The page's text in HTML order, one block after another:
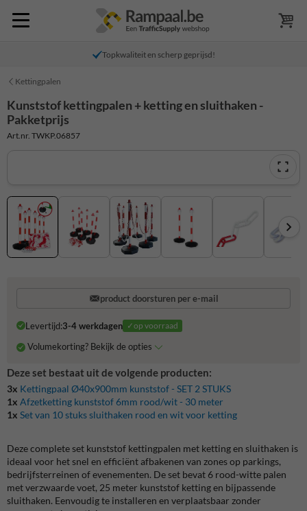
Topkwaliteit en scherp geprijsd!
Kettingpalen
Kunststof kettingpalen + ketting en sluithaken -
Pakketprijs
Art.nr. TWKP.06857
product doorsturen per e-mail
Levertijd:3-4 werkdagen ✓op voorraad
Volumekorting? Bekijk de opties
Deze set bestaat uit de volgende producten:
3x Kettingpaal Ø40x900mm kunststof - SET 2 STUKS
1x Afzetketting kunststof 6mm rood/wit - 30 meter
1x Set van 10 stuks sluithaken rood en wit voor ketting
Deze complete set kunststof kettingpalen met ketting en sluithaken is
ideaal voor het snel en efficiënt afbakenen van zones op parkings,
bedrijfsterreinen of evenementen. De set bevat 6 rood-witte palen
met verzwaarde voet, 25 meter kunststof ketting en bijpassende
sluithaken. Eenvoudig te installeren en verplaatsbaar zonder